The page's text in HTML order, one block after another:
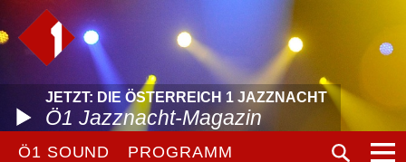
JETZT: DIE ÖSTERREICH 1 JAZZNACHT
Ö1 Jazznacht-Magazin
Ö1 SOUND PROGRAMM